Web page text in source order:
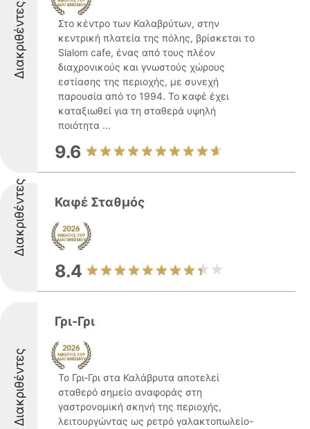
Διακριθέντες
Στο κέντρο των Καλαβρύτων, στην
κεντρική πλατεία της πόλης, βρίσκεται το
Slalom cafe, ένας από τους πλέον
διαχρονικούς και γνωστούς χώρους
εστίασης της περιοχής, με συνεχή
παρουσία από το 1994. Το καφέ έχει
καταξιωθεί για τη σταθερά υψηλή
ποιότητα ...
9.6
Διακριθέντες Καφέ Σταθμός
8.4
Διακριθέντες
Γρι-Γρι
Το Γρι-Γρι στα Καλάβρυτα αποτελεί
σταθερό σημείο αναφοράς στη
γαστρονομική σκηνή της περιοχής,
λειτουργώντας ως ρετρό γαλακτοπωλείο-